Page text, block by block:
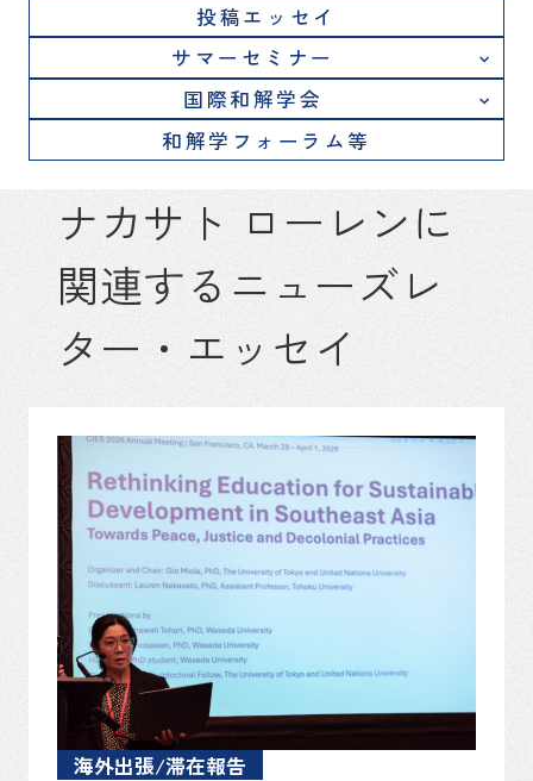
投稿エッセイ
サマーセミナー
国際和解学会
和解学フォーラム等
ナカサト ローレンに
関連するニューズレ
ター・エッセイ
海外出張/滞在報告